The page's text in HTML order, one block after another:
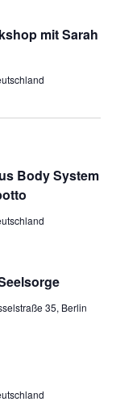
mit Sarah
Body System
35, Berlin